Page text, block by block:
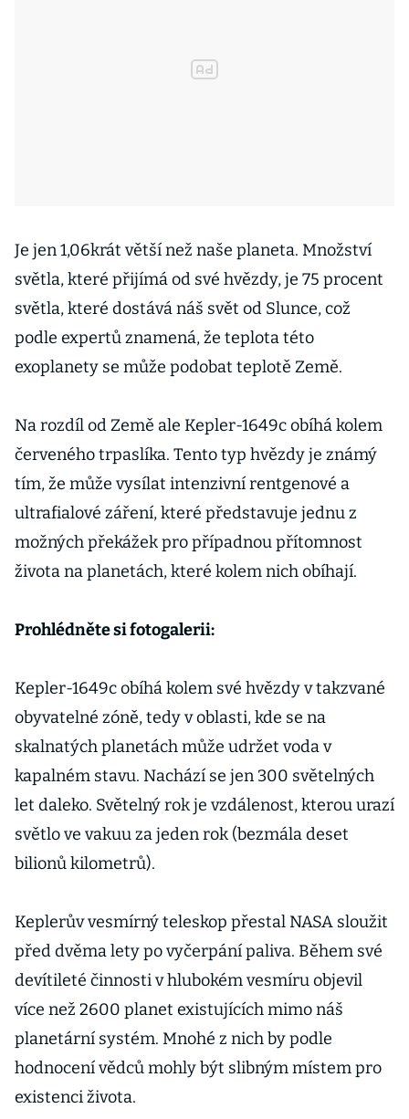
Je jen 1,06krát větší než naše planeta. Množství
světla, které přijímá od své hvězdy, je 75 procent
světla, které dostává náš svět od Slunce, což
podle expertů znamená, že teplota této
exoplanety se může podobat teplotě Země.
Na rozdíl od Země ale Kepler-1649c obíhá kolem
červeného trpaslíka. Tento typ hvězdy je známý
tím, že může vysílat intenzivní rentgenové a
ultrafialové záření, které představuje jednu z
možných překážek pro případnou přítomnost
života na planetách, které kolem nich obíhají.
Prohlédněte si fotogalerii:
Kepler-1649c obíhá kolem své hvězdy v takzvané
obyvatelné zóně, tedy v oblasti, kde se na
skalnatých planetách může udržet voda v
kapalném stavu. Nachází se jen 300 světelných
let daleko. Světelný rok je vzdálenost, kterou urazí
světlo ve vakuu za jeden rok (bezmála deset
bilionů kilometrů).
Keplerův vesmírný teleskop přestal NASA sloužit
před dvěma lety po vyčerpání paliva. Během své
devítileté činnosti v hlubokém vesmíru objevil
více než 2600 planet existujících mimo náš
planetární systém. Mnohé z nich by podle
hodnocení vědců mohly být slibným místem pro
existenci života.